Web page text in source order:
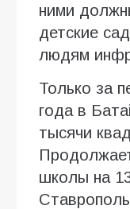
ними
детские
людям
Только за
года в
тысячи
школы на